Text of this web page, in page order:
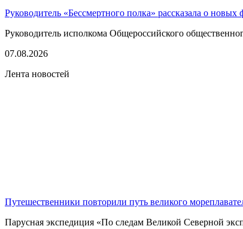
Руководитель «Бессмертного полка» рассказала о новых
Руководитель исполкома Общероссийского
07.08.2026
Лента новостей
Путешественники повторили путь великого
Парусная экспедиция «По следам Великой Северной